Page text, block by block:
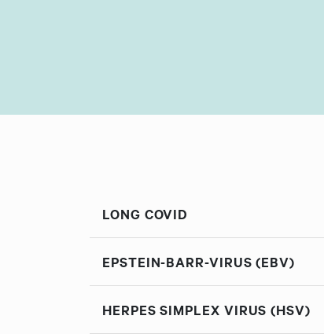
LONG COVID
EPSTEIN-BARR-VIRUS (EBV)
HERPES SIMPLEX VIRUS (HSV)